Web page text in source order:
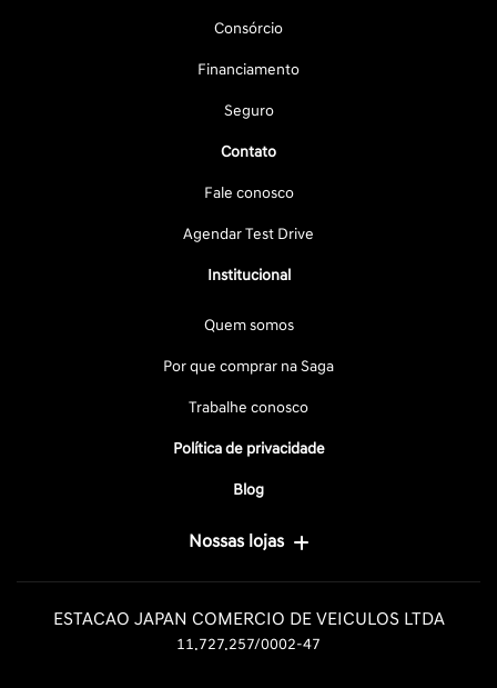
Consórcio
Financiamento
Seguro
Contato
Fale conosco
Agendar Test Drive
Institucional
Quem somos
Por que comprar na Saga
Trabalhe conosco
Política de privacidade
Blog
Nossas lojas
ESTACAO JAPAN COMERCIO DE VEICULOS LTDA
11.727.257/0002-47